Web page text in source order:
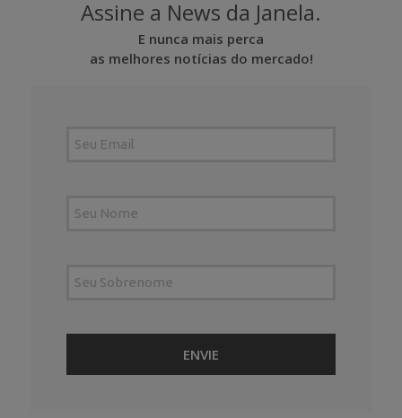
Assine a News da Janela.
E nunca mais perca
as melhores notícias do mercado!